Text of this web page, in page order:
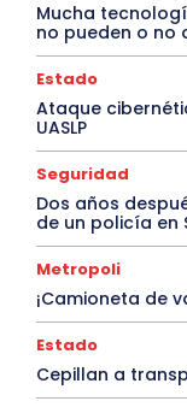
Mucha
no pueden o no
Estado
Ataque
UASLP
Seguridad
Dos años
de un policía en
Metropoli
¡Camioneta de
Estado
Cepillan a